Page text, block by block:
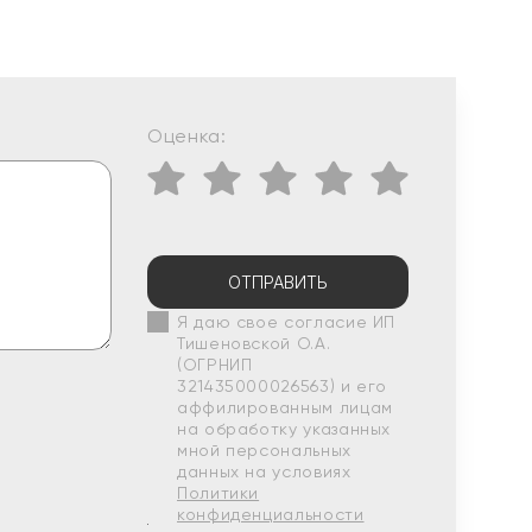
Оценка:
ОТПРАВИТЬ
Я даю свое согласие ИП
Тишеновской О.А.
(ОГРНИП
321435000026563) и его
аффилированным лицам
на обработку указанных
мной персональных
данных на условиях
Политики
конфиденциальности